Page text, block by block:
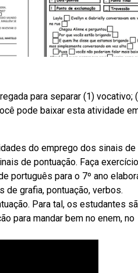
para separar (1) vocativo;
pode baixar esta atividade
do emprego dos sinais de
de pontuação. Faça
português para o 7º ano
grafia, pontuação, verbos.
Para tal, os estudantes
para mandar bem no enem, no